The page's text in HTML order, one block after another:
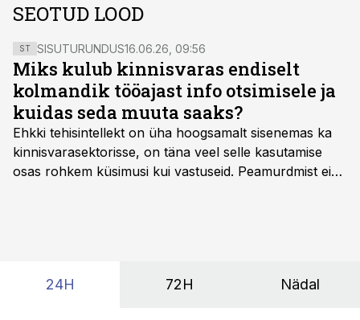
SEOTUD LOOD
ST SISUTURUNDUS16.06.26, 09:56
Miks kulub kinnisvaras endiselt
kolmandik tööajast info otsimisele ja
kuidas seda muuta saaks?
Ehkki tehisintellekt on üha hoogsamalt sisenemas ka
kinnisvarasektorisse, on täna veel selle kasutamise
osas rohkem küsimusi kui vastuseid. Peamurdmist ei
24H 72H Nädal